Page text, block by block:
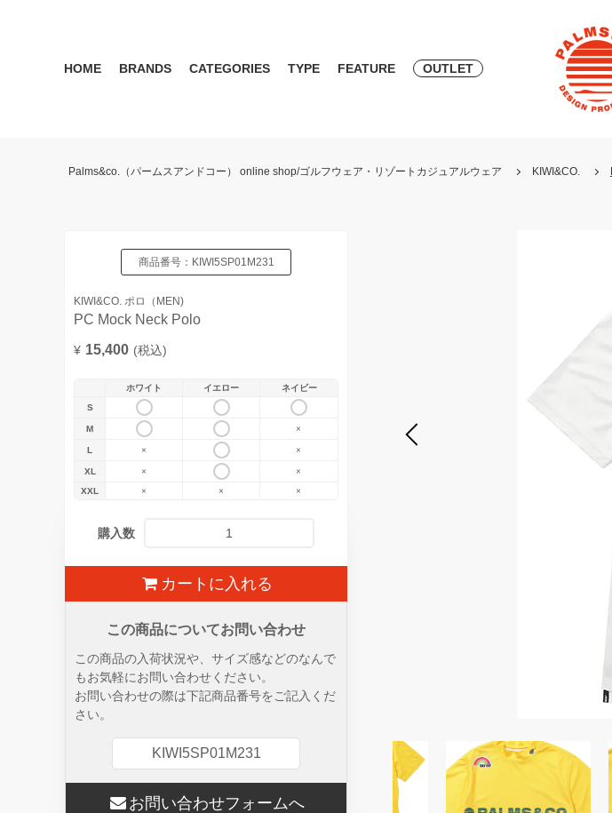
HOME BRANDS CATEGORIES TYPE FEATURE OUTLET
Palms&co.（パームスアンドコー） online shop/ゴルフウェア・リゾートカジュアルウェア KIWI&CO.
商品番号： KIWI5SP01M231
KIWI&CO. ポロ（MEN)
PC Mock Neck Polo
¥ 15,400 (税込)
ホワイト イエロー
ネイビー
S
M ×
L × ×
XL ×
×
XXL
× × ×
購入数
カートに入れる
この商品についてお問い合わせ
この商品の入荷状況や、サイズ感などのなんで
もお気軽にお問い合わせください。
お問い合わせの際は下記商品番号をご記入くだ
さい。
KIWI5SP01M231
お問い合わせフォームへ